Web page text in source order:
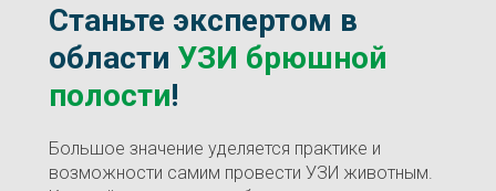
Станьте экспертом в
области УЗИ брюшной
полости!
Большое значение уделяется практике и
возможности самим провести УЗИ животным.